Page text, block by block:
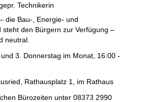
Technikerin
die Bau-, Energie- und
den Bürgern zur Verfügung –
neutral.
3. Donnerstag im Monat, 16:00 -
Rathausplatz 1, im Rathaus
Bürozeiten unter 08373 2990